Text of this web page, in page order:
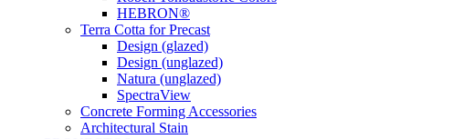
HEBRON®
Terra Cotta for Precast
Design (glazed)
Design (unglazed)
Natura (unglazed)
SpectraView
Concrete Forming Accessories
Architectural Stain